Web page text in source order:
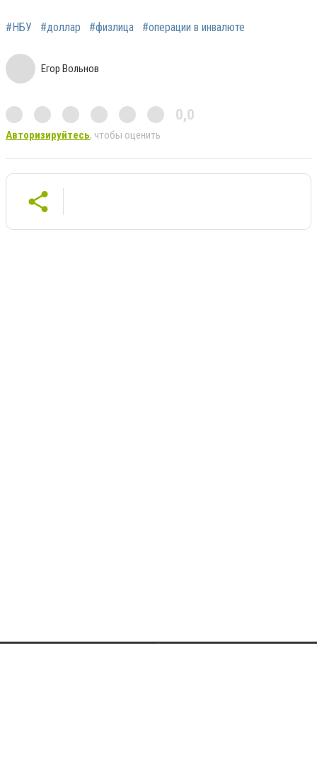
#НБУ #доллар #физлица #операции в инвалюте
Егор Вольнов
0,0
Авторизируйтесь, чтобы оценить